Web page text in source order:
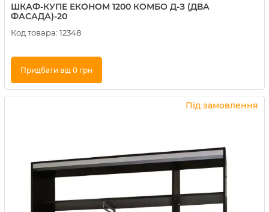
ШКАФ-КУПЕ ЕКОНОМ 1200 КОМБО Д-З (ДВА
ФАСАДА)-20
Код товара: 12348
Придбати від 0 грн
Купити в 1 клік
Під замовлення